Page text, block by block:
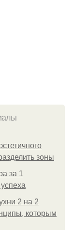
зоны
за 1
2 на 2
которым